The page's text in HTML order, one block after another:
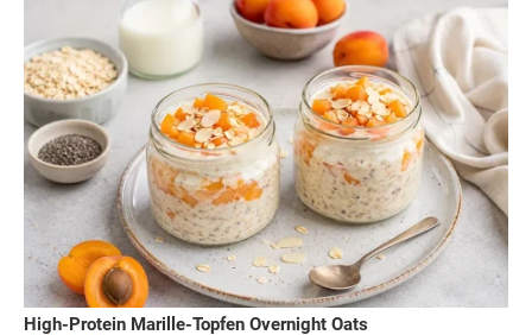
High-Protein Marille-Topfen Overnight Oats